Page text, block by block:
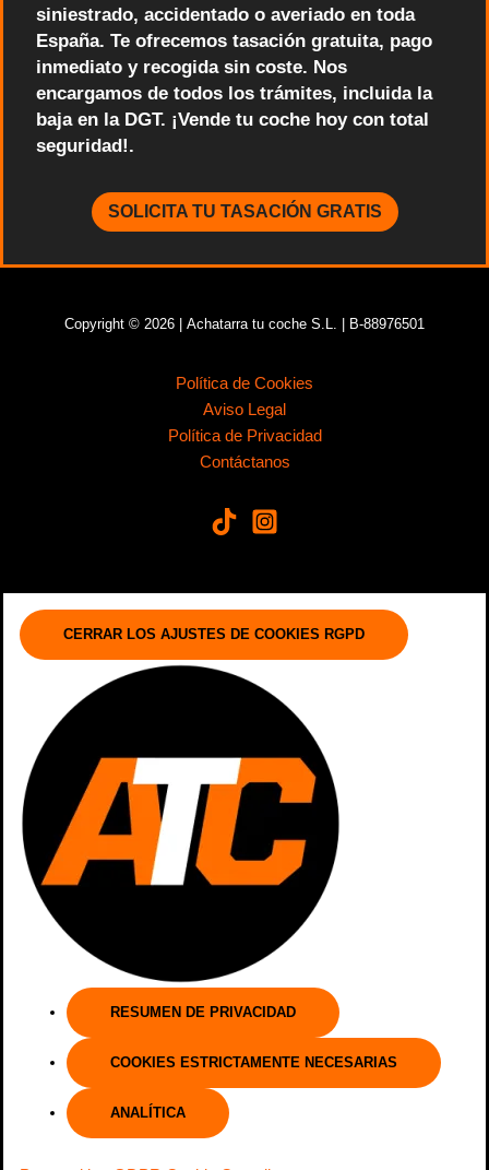
siniestrado, accidentado o averiado en toda
España. Te ofrecemos tasación gratuita, pago
inmediato y recogida sin coste. Nos
encargamos de todos los trámites, incluida la
baja en la DGT. ¡Vende tu coche hoy con total
seguridad!.
SOLICITA TU TASACIÓN GRATIS
Copyright © 2026 | Achatarra tu coche S.L. | B-88976501
Política de Cookies
Aviso Legal
Política de Privacidad
Contáctanos
CERRAR LOS AJUSTES DE COOKIES RGPD
RESUMEN DE PRIVACIDAD
COOKIES ESTRICTAMENTE NECESARIAS
ANALÍTICA